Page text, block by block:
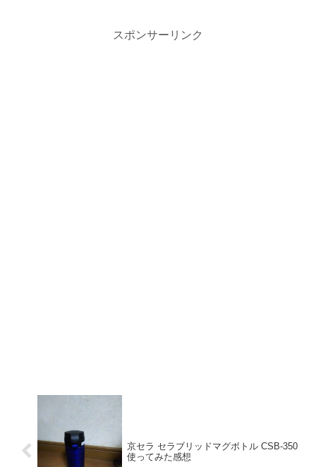
スポンサーリンク
京セラ セラブリッドマグボトル CSB-350
使ってみた感想